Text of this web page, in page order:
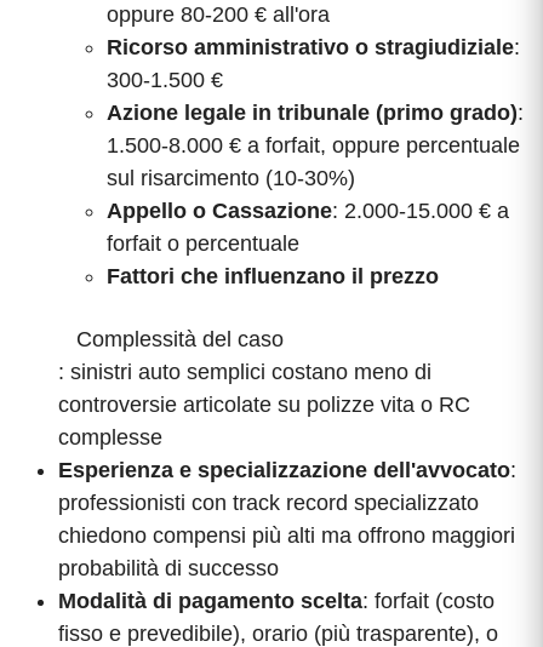
oppure 80-200 € all'ora
Ricorso amministrativo o stragiudiziale:
300-1.500 €
Azione legale in tribunale (primo grado):
1.500-8.000 € a forfait, oppure percentuale
sul risarcimento (10-30%)
Appello o Cassazione: 2.000-15.000 € a
forfait o percentuale
Fattori che influenzano il prezzo
Complessità del caso
: sinistri auto semplici costano meno di
controversie articolate su polizze vita o RC
complesse
Esperienza e specializzazione dell'avvocato:
professionisti con track record specializzato
chiedono compensi più alti ma offrono maggiori
probabilità di successo
Modalità di pagamento scelta: forfait (costo
fisso e prevedibile), orario (più trasparente), o